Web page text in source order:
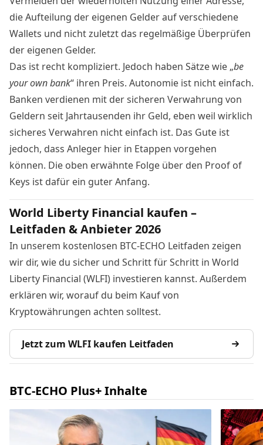
die Aufteilung der eigenen Gelder auf verschiedene
Wallets und nicht zuletzt das regelmäßige Überprüfen
der eigenen Gelder.
Das ist recht kompliziert. Jedoch haben Sätze wie „be
your own bank“ ihren Preis. Autonomie ist nicht einfach.
Banken verdienen mit der sicheren Verwahrung von
Geldern seit Jahrtausenden ihr Geld, eben weil wirklich
sicheres Verwahren nicht einfach ist. Das Gute ist
jedoch, dass Anleger hier in Etappen vorgehen
können. Die oben erwähnte Folge über den Proof of
Keys ist dafür ein guter Anfang.
World Liberty Financial kaufen –
Leitfaden & Anbieter 2026
In unserem kostenlosen BTC-ECHO Leitfaden zeigen
wir dir, wie du sicher und Schritt für Schritt in World
Liberty Financial (WLFI) investieren kannst. Außerdem
erklären wir, worauf du beim Kauf von
Kryptowährungen achten solltest.
Jetzt zum WLFI kaufen Leitfaden
BTC-ECHO Plus+ Inhalte